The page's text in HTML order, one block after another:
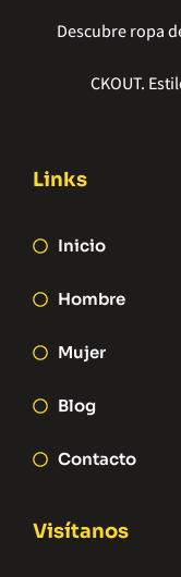
Descubre ropa
CKOUT.
Links
Inicio
Hombre
Mujer
Blog
Contacto
Visítanos